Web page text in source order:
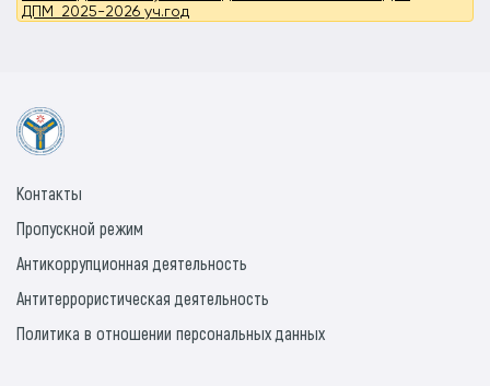
ДПМ_2025-2026 уч.год
Контакты
Пропускной режим
Антикоррупционная деятельность
Антитеррористическая деятельность
Политика в отношении персональных данных